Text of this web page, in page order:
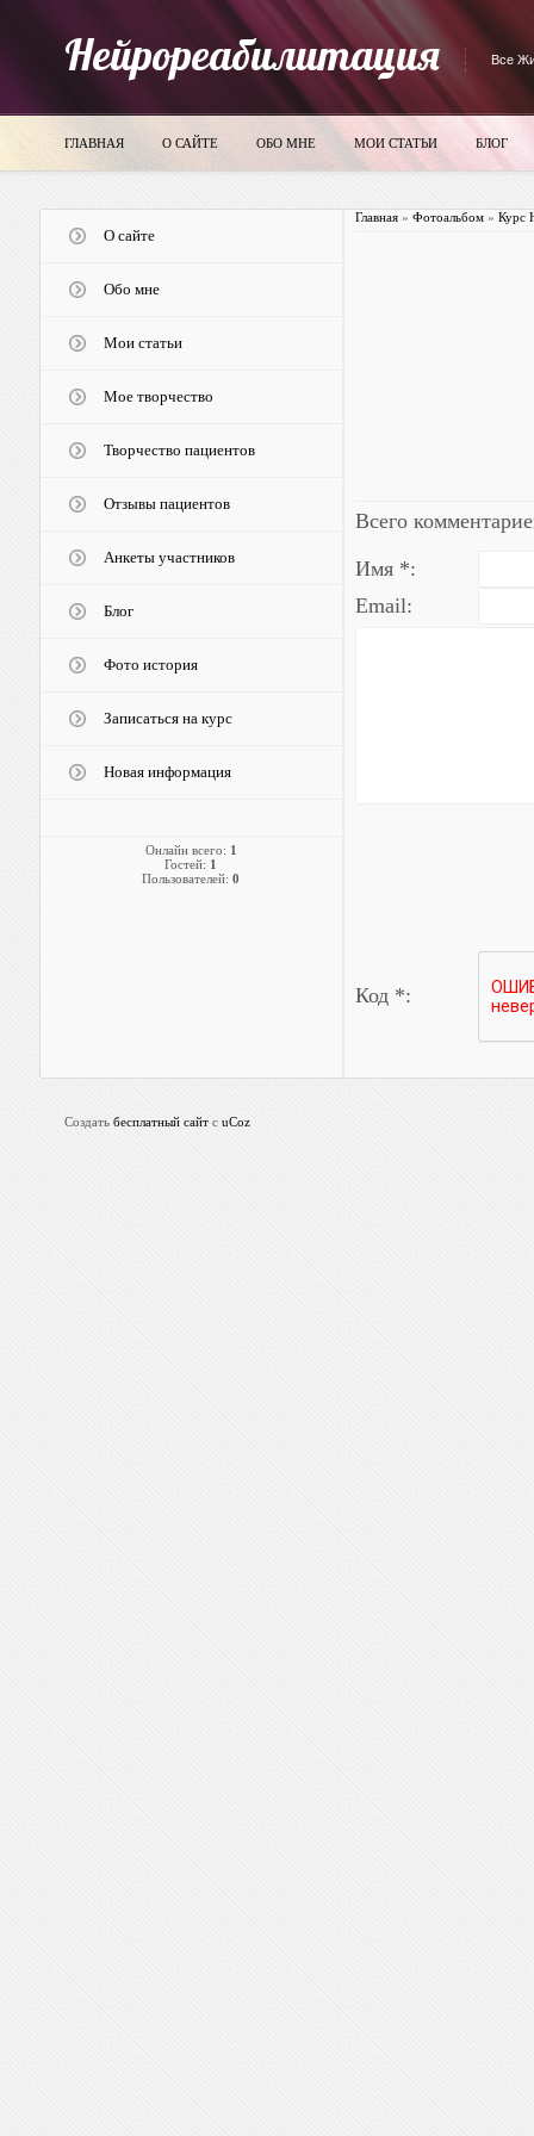
Нейрореабилитация Все
ГЛАВНАЯ О САЙТЕ ОБО МНЕ МОИ СТАТЬИ БЛОГ
О сайте
Обо мне
Мои статьи
Мое творчество
Творчество пациентов
Отзывы пациентов
Анкеты участников
Блог
Фото история
Записаться на курс
Новая информация
Онлайн всего: 1
Гостей: 1
Пользователей: 0
Главная» Фотоальбом» Курс
Всего
Имя *:
Email:
Код *:
Создать бесплатный сайт с uCoz